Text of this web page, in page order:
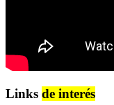
Links de interés